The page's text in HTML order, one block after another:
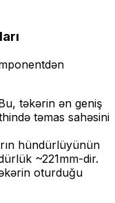
təkərin ən geniş
təmas sahəsini
hündürlüyünün
~221mm-dir.
oturduğu